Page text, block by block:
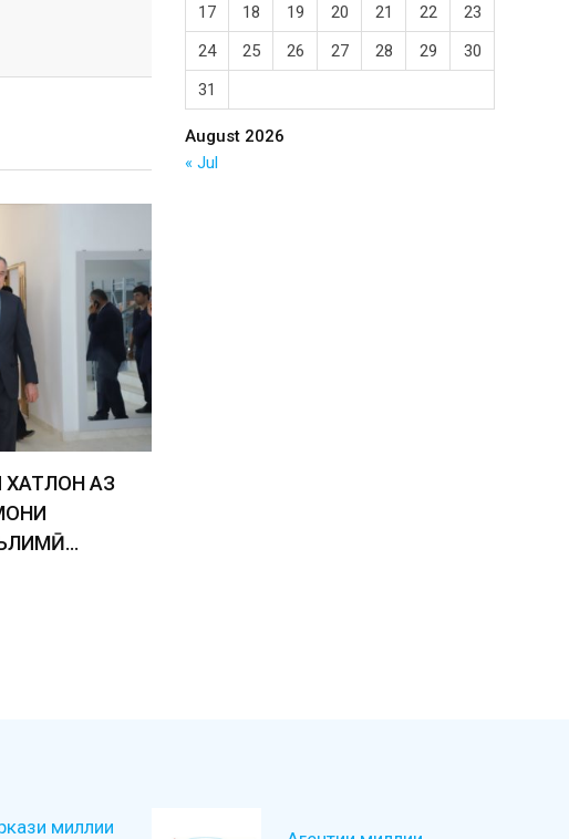
ХАТЛОН АЗ
August 2026
17
18 19 20 21 22
23
24
25 26 27 28 29
30
31
« Jul
миллии